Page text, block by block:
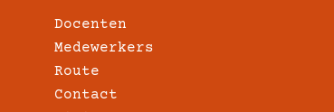
Docenten
Medewerkers
Route
Contact